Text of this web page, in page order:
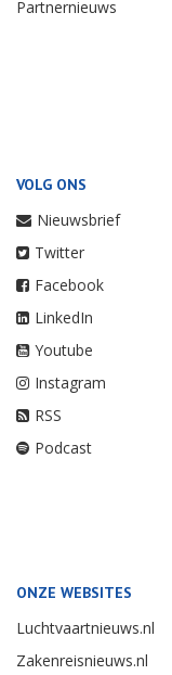
Partnernieuws
VOLG ONS
Nieuwsbrief
Twitter
Facebook
LinkedIn
Youtube
Instagram
RSS
Podcast
ONZE WEBSITES
Luchtvaartnieuws.nl
Zakenreisnieuws.nl